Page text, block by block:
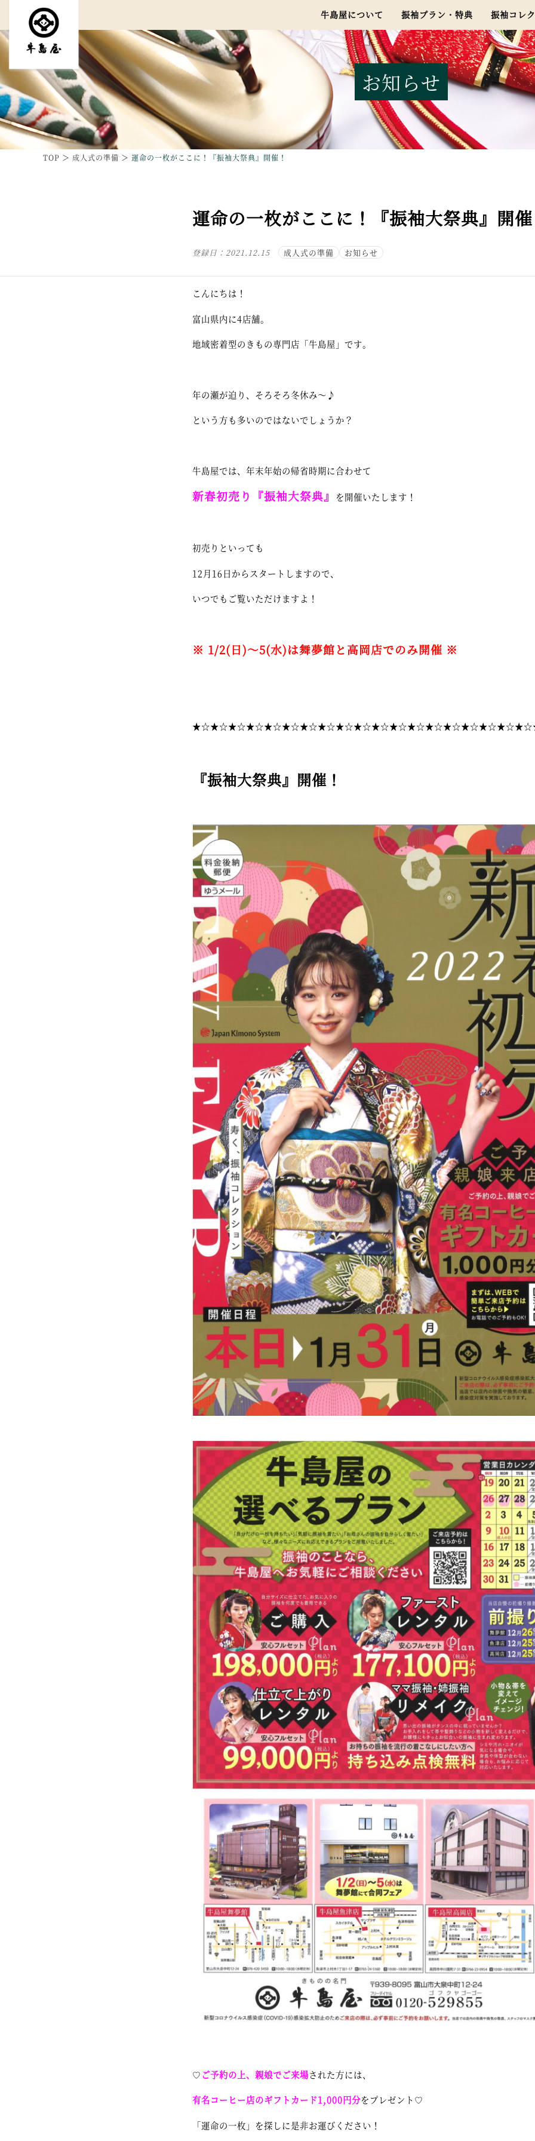
牛島屋について 振袖プラン・特典 振袖コレ
お知らせ
TOP 成人式の準備 運命の一枚がここに！『振袖大祭典』開催！
運命の一枚がここに！『振袖大祭典』開
登録日： 2021.12.15 成人式の準備 お知らせ
こんにちは！
富山県内に4店舗。
地域密着型のきもの専門店「牛島屋」です。
年の瀬が迫り、そろそろ冬休み～♪
という方も多いのではないでしょうか？
牛島屋では、年末年始の帰省時期に合わせて
新春初売り『振袖大祭典』 を開催いたします！
初売りといっても
12月16日からスタートしますので、
いつでもご覧いただけますよ！
※ 1/2(日)～5(水)は舞夢館と高岡店でのみ開催 ※
『振袖大祭典』開催！
♡ご予約の上、親娘でご来場された方には、
有名コーヒー店のギフトカード1,000円分をプレゼント♡
「運命の一枚」を探しに是非お運びください！